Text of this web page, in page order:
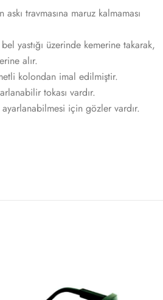
askı travmasına maruz kalmaması
yastığı üzerinde kemerine takarak,
alır.
kolondan imal edilmiştir.
tokası vardır.
için gözler vardır.